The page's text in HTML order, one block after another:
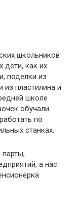
школьников
дети, как их
поделки из
из пластилина и
школе
обучали
по
станках.
парты,
а нас